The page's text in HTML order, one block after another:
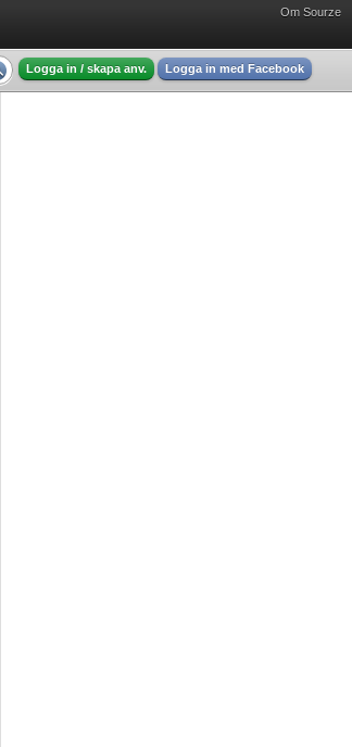
Om Sourze
Logga in / skapa anv. Logga in med Facebook